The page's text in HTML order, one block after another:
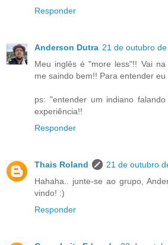
Responder
Anderson Dutra 21 de outubro
Meu inglês é "more less"!! Vai
me saindo bem!! Para entender eu
ps: "entender um indiano
experiência!!
Responder
Thais Roland
21 de outubro
Hahaha.. junte-se ao grupo,
vindo! :)
Responder